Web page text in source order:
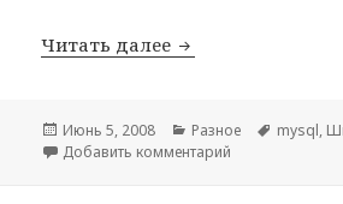
Читать далее Шпаргалка по
Опубликовано
Июнь 5, 2008 Рубрики
Разное Метки
mysql,
Добавить комментарий